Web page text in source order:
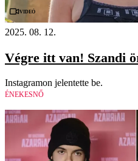
Videó
2025. 08. 12.
Végre itt van! Szandi
Instagramon jelentette be.
ÉNEKESNŐ